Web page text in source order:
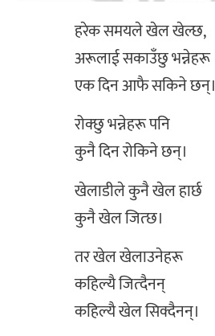
हरेक समयले खेल खेल्छ,
अरूलाई सकाउँछु भन्नेहरू
एक दिन आफै सकिने छन्।
रोक्छु भन्नेहरू पनि
कुनै दिन रोकिने छन्।
खेलाडीले कुनै खेल हार्छ
कुनै खेल जित्छ।
तर खेल खेलाउनेहरू
कहिल्यै जित्दैनन्
कहिल्यै खेल सिक्दैनन्।